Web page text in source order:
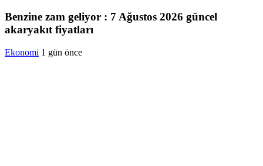
Benzine zam geliyor : 7 Ağustos 2026 güncel
akaryakıt fiyatları
Ekonomi 1 gün önce